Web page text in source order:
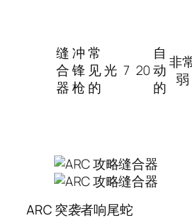
缝
合
器
冲
锋
枪
常
见
的
光 7 20
自
动
的
非
弱
ARC 突袭者响尾蛇